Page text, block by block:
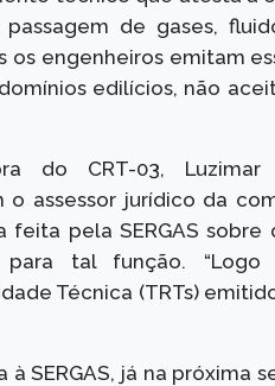
de gases,
os engenheiros emitam
edilícios, não
do CRT-03, Luzimar
assessor jurídico da
pela SERGAS sobre
para tal função.
Técnica (TRTs)
SERGAS, já na próxima